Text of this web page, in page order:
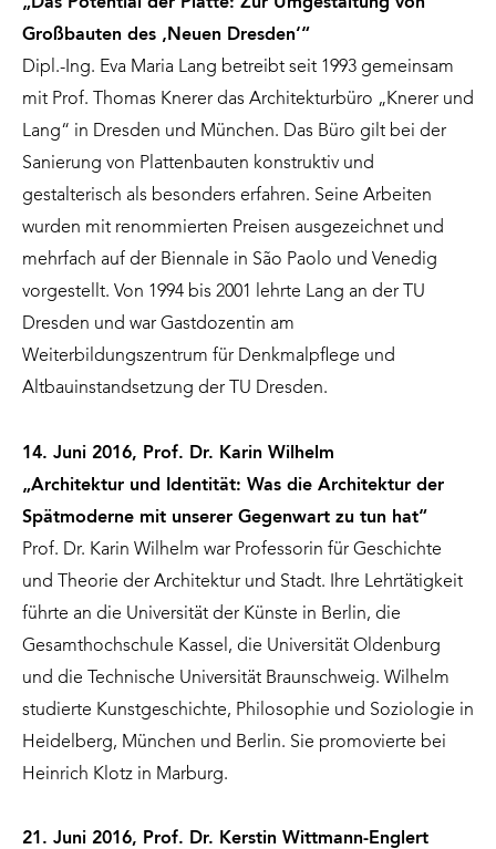
Großbauten des ‚Neuen Dresden‘“
Dipl.-Ing. Eva Maria Lang betreibt seit 1993 gemeinsam
mit Prof. Thomas Knerer das Architekturbüro „Knerer und
Lang“ in Dresden und München. Das Büro gilt bei der
Sanierung von Plattenbauten konstruktiv und
gestalterisch als besonders erfahren. Seine Arbeiten
wurden mit renommierten Preisen ausgezeichnet und
mehrfach auf der Biennale in São Paolo und Venedig
vorgestellt. Von 1994 bis 2001 lehrte Lang an der TU
Dresden und war Gastdozentin am
Weiterbildungszentrum für Denkmalpflege und
Altbauinstandsetzung der TU Dresden.
14. Juni 2016, Prof. Dr. Karin Wilhelm
„Architektur und Identität: Was die Architektur der
Spätmoderne mit unserer Gegenwart zu tun hat“
Prof. Dr. Karin Wilhelm war Professorin für Geschichte
und Theorie der Architektur und Stadt. Ihre Lehrtätigkeit
führte an die Universität der Künste in Berlin, die
Gesamthochschule Kassel, die Universität Oldenburg
und die Technische Universität Braunschweig. Wilhelm
studierte Kunstgeschichte, Philosophie und Soziologie in
Heidelberg, München und Berlin. Sie promovierte bei
Heinrich Klotz in Marburg.
21. Juni 2016, Prof. Dr. Kerstin Wittmann-Englert